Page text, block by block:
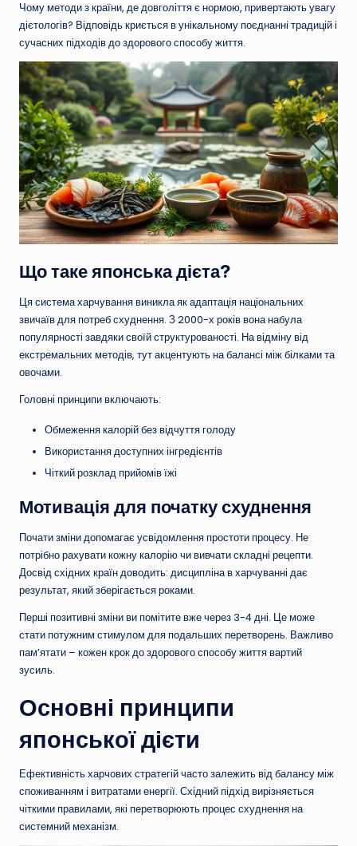
Чому методи з країни, де довголіття є нормою, привертають увагу
дієтологів? Відповідь криється в унікальному поєднанні традицій і
сучасних підходів до здорового способу життя.
Що таке японська дієта?
Ця система харчування виникла як адаптація національних
звичаїв для потреб схуднення. З 2000-х років вона набула
популярності завдяки своїй структурованості. На відміну від
екстремальних методів, тут акцентують на балансі між білками та
овочами.
Головні принципи включають:
Обмеження калорій без відчуття голоду
Використання доступних інгредієнтів
Чіткий розклад прийомів їжі
Мотивація для початку схуднення
Почати зміни допомагає усвідомлення простоти процесу. Не
потрібно рахувати кожну калорію чи вивчати складні рецепти.
Досвід східних країн доводить: дисципліна в харчуванні дає
результат, який зберігається роками.
Перші позитивні зміни ви помітите вже через 3-4 дні. Це може
стати потужним стимулом для подальших перетворень. Важливо
пам’ятати – кожен крок до здорового способу життя вартий
зусиль.
Основні принципи
японської дієти
Ефективність харчових стратегій часто залежить від балансу між
споживанням і витратами енергії. Східний підхід вирізняється
чіткими правилами, які перетворюють процес схуднення на
системний механізм.